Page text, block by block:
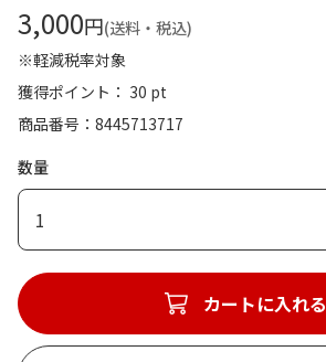
3,000円(送料・税込)
※軽減税率対象
獲得ポイント： 30 pt
商品番号
8445713717
数量
1
カートに入れる